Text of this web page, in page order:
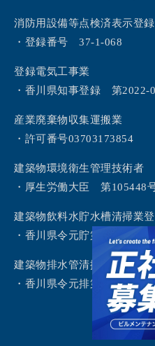
消防用設備等点検済表示登
・登録番号 37-1-068
登録電気工事業
・香川県知事登録 第2022-
産業廃棄物収集運搬業
・許可番号03703173854
建築物環境衛生管理技術者
・厚生労働大臣 第105448
建築物飲料水貯水槽清掃業
・香川県令元貯第2号
建築物排水管清掃業登録
・香川県令元排第1号
©2024